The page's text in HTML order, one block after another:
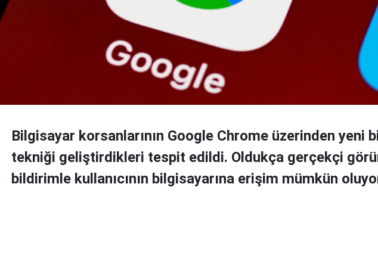
Bilgisayar korsanlarının Google Chrome üzerinden yeni
tekniği geliştirdikleri tespit edildi. Oldukça gerçekçi
bildirimle kullanıcının bilgisayarına erişim mümkün